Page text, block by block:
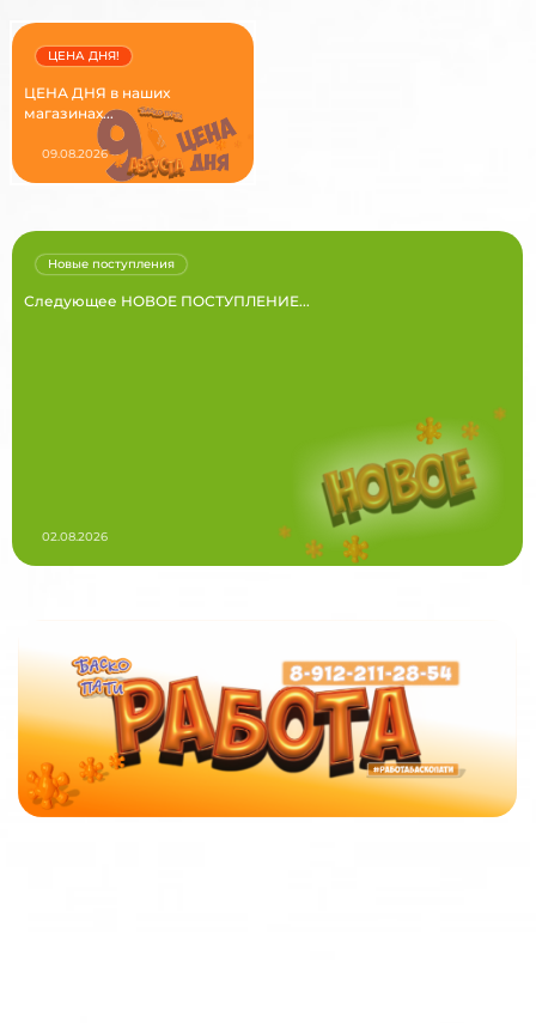
ЦЕНА ДНЯ в наших
магазинах...
ЦЕНА ДНЯ!
09.08.2026
Следующее НОВОЕ ПОСТУПЛЕНИЕ...
Новые поступления
02.08.2026